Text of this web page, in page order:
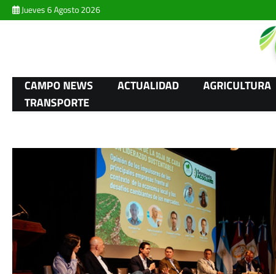
Skip
to
Jueves 6 Agosto 2026
CAMPO NEWS ACTUALIDAD AGRICULTURA
TRANSPORTE